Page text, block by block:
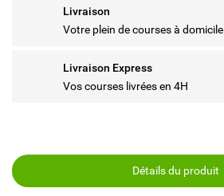
Livraison
Votre plein de courses à domicile
Livraison Express
Vos courses livrées en 4H
Détails du produit